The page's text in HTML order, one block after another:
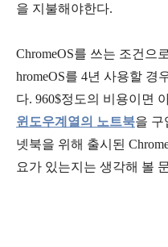
을 지불해야한다.
ChromeOS를 쓰는 조건으
hromeOS를 4년 사용할 경
다. 960$정도의 비용이면
윈도우계열의 노트북을 구
넷북을 위해 출시된
요가 있는지는 생각해 볼